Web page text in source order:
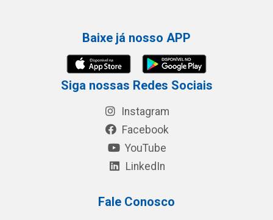
Baixe já nosso APP
Siga nossas Redes Sociais
Instagram
Facebook
YouTube
LinkedIn
Fale Conosco